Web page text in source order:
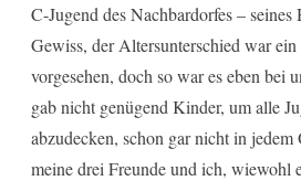
C-Jugend des Nachbardorfes – seines
Gewiss, der Altersunterschied war ein
vorgesehen, doch so war es eben bei
gab nicht genügend Kinder, um alle
abzudecken, schon gar nicht in
meine drei Freunde und ich, wiewohl